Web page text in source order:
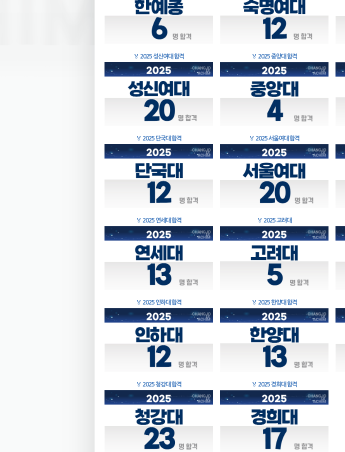
🏅 2025 성신여대 합격 🏅 2025 중앙대 합격
🏅 2025 단국대 합격 🏅 2025 서울여대 합격
🏅 2025 연세대 합격 🏅 2025 고려대
🏅 2025 인하대 합격 🏅 2025 한양대 합격
🏅 2025 청강대 합격 🏅 2025 경희대 합격